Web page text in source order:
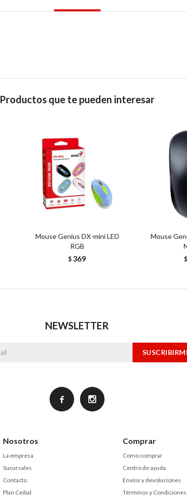
Productos que te pueden interesar
Mouse Genius DX-mini LED
RGB
$369
Mouse
$
Nosotros
La empresa
Sucursales
Contacto
Plan Ceibal
Comprar
Como comprar
Centro de ayuda
Envíos y devoluciones
Términos y Condiciones
NEWSLETTER
 